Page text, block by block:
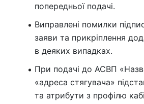
попередньої подачі.
Виправлені помилки
заяви та прикріплення
в деяких випадках.
При подачі до АСВП
«адреса стягувача»
та атрибути з профілю